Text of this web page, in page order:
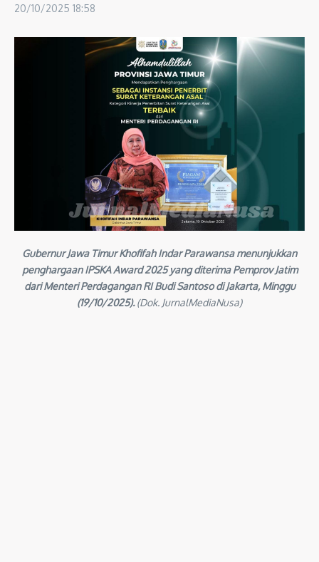
20/10/2025 18:58
Gubernur Jawa Timur Khofifah Indar Parawansa menunjukkan
penghargaan IPSKA Award 2025 yang diterima Pemprov Jatim
dari Menteri Perdagangan RI Budi Santoso di Jakarta, Minggu
(19/10/2025). (Dok. JurnalMediaNusa)